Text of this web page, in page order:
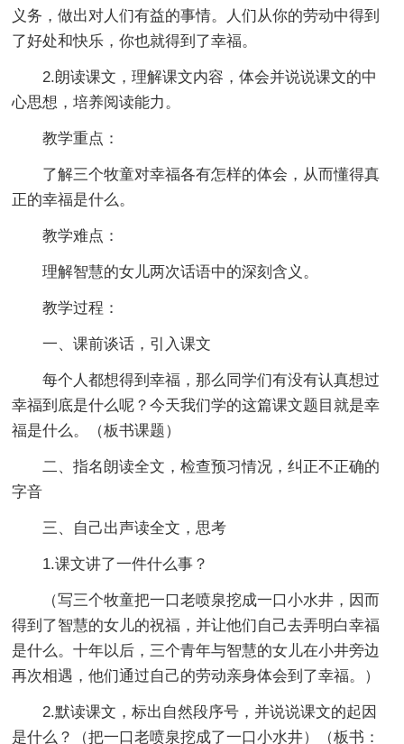
义务，做出对人们有益的事情。人们从你的劳动中得到
了好处和快乐，你也就得到了幸福。
2.朗读课文，理解课文内容，体会并说说课文的中
心思想，培养阅读能力。
教学重点：
了解三个牧童对幸福各有怎样的体会，从而懂得真
正的幸福是什么。
教学难点：
理解智慧的女儿两次话语中的深刻含义。
教学过程：
一、课前谈话，引入课文
每个人都想得到幸福，那么同学们有没有认真想过
幸福到底是什么呢？今天我们学的这篇课文题目就是幸
福是什么。（板书课题）
二、指名朗读全文，检查预习情况，纠正不正确的
字音
三、自己出声读全文，思考
1.课文讲了一件什么事？
（写三个牧童把一口老喷泉挖成一口小水井，因而
得到了智慧的女儿的祝福，并让他们自己去弄明白幸福
是什么。十年以后，三个青年与智慧的女儿在小井旁边
再次相遇，他们通过自己的劳动亲身体会到了幸福。）
2.默读课文，标出自然段序号，并说说课文的起因
是什么？（把一口老喷泉挖成了一口小水井）（板书：